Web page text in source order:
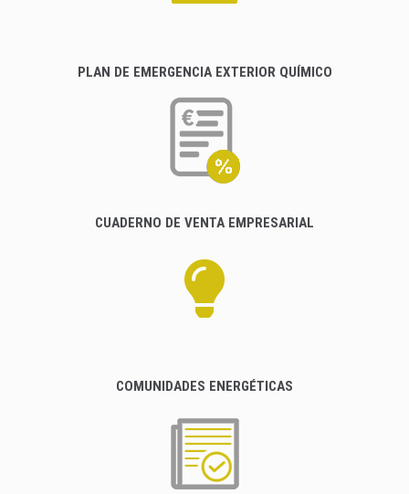
PLAN DE EMERGENCIA EXTERIOR QUÍMICO
CUADERNO DE VENTA EMPRESARIAL
COMUNIDADES ENERGÉTICAS